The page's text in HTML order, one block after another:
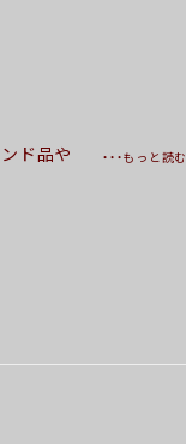
ド品や
・・・もっと読む